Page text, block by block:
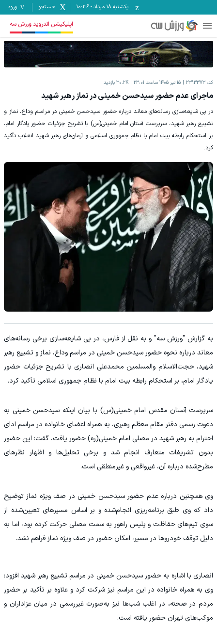
یکشنبه ۱۸ مرداد -
10:36 جستجو ورود
اپلیکیشن اندروید ورزش سه
کد: 2393373 15 تیر 1405 ساعت 23:01 30.2K بازدید
ماجرای عدم حضور سیدحسن خمینی در نماز رهبر شهید
در پی شایعه‌سازی رسانه‌های معاند درباره حضور سیدحسن خمینی در مراسم وداع، نماز و
تشییع رهبر شهید، سرپرست آستان امام خمینی(س) با تشریح جزئیات حضور یادگار امام،
بر استحکام رابطه بیت امام با نظام جمهوری اسلامی و آرمان‌های رهبر شهید انقلاب تأکید
کرد.
به گزارش "ورزش سه" و به نقل از فارس، در پی شایعه‌سازی برخی رسانه‌های
معاند درباره نحوه حضور سیدحسن خمینی در مراسم وداع، نماز و تشییع رهبر
شهید، حجت‌الاسلام والمسلمین محمدعلی انصاری با تشریح جزئیات حضور
یادگار امام، بر استحکام رابطه بیت امام با نظام جمهوری اسلامی تأکید کرد.
سرپرست آستان مقدس امام خمینی(س) با بیان اینکه سیدحسن خمینی به
دعوت رسمی دفتر مقام معظم رهبری، به همراه اعضای خانواده در مراسم ادای
احترام به رهبر شهید در مصلی امام خمینی(ره) حضور یافت، گفت: این حضور
بدون تشریفات متعارف انجام شد و برخی تحلیل‌ها و اظهار نظرهای
مطرح‌شده درباره آن، غیرواقعی و غیرمنطقی است.
وی همچنین درباره عدم حضور سیدحسن خمینی در صف ویژه نماز توضیح
داد که وی طبق برنامه‌ریزی انجام‌شده و بر اساس مسیرهای تعیین‌شده از
سوی تیم‌های حفاظت و پلیس راهور به سمت مصلی حرکت کرده بود، اما به
دلیل توقف خودروها در مسیر، امکان حضور در صف ویژه نماز فراهم نشد.
انصاری با اشاره به حضور سیدحسن خمینی در مراسم تشییع رهبر شهید افزود:
وی به همراه خانواده در این مراسم نیز شرکت کرد و علاوه بر تأکید بر حضور
مردم در صحنه، در اغلب شب‌ها نیز به‌صورت غیررسمی در میان عزاداران و
موکب‌های تهران حضور یافته است.